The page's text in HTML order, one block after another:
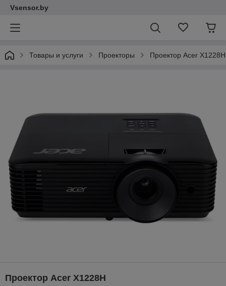
Vsensor.by
Товары и услуги Проекторы Проектор Acer X1228H
Проектор Acer X1228H